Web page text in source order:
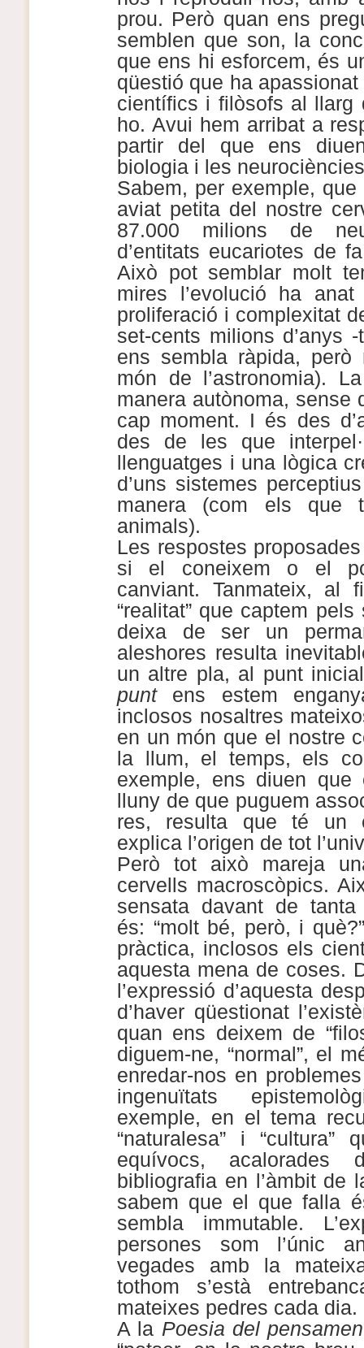
prou. Però quan ens
semblen que son, la
que ens hi esforcem, és
qüestió que ha
científics i filòsofs al llarg
ho. Avui hem arribat a
partir del que ens
biologia i les
Sabem, per exemple, que
aviat petita del nostre
87.000 milions de
d’entitats eucariotes de
Això pot semblar molt
mires l’evolució ha
proliferació i complexitat
set-cents milions d’anys
ens sembla ràpida,
món de l’astronomia).
manera autònoma, sense
cap moment. I és des
des de les que
llenguatges i una lògica
d’uns sistemes
manera (com els que
animals).
Les respostes
si el coneixem o el
canviant. Tanmateix, al
“realitat” que captem
deixa de ser un
aleshores resulta
un altre pla, al punt
puntens estem
inclosos nosaltres
en un món que el nostre
la llum, el temps, els
exemple, ens diuen
lluny de que puguem
res, resulta que té un
explica l’origen de tot
Però tot això mareja
cervells macroscòpics.
sensata davant de tanta
és: “molt bé, però, i
pràctica, inclosos els
aquesta mena de coses.
l’expressió d’aquesta
d’haver qüestionat
quan ens deixem de
diguem-ne, “normal”, el
enredar-nos en
ingenuïtats
exemple, en el tema
“naturalesa” i “cultura”
equívocs,
bibliografia en l’àmbit de
sabem que el que falla
sembla immutable.
persones som l’únic
vegades amb la
tothom s’està
mateixes pedres cada dia.
A la Poesia del